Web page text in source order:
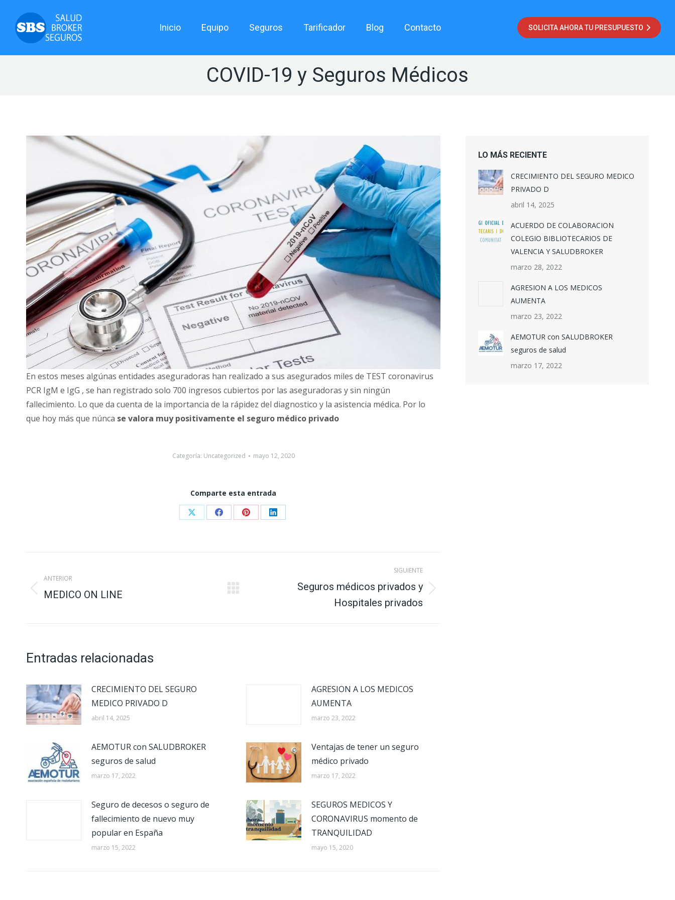
Inicio Equipo Seguros Tarificador Blog Contacto SOLICITA AHORA TU PRESUPUESTO
COVID-19 y Seguros Médicos
En estos meses algúnas entidades aseguradoras han realizado a sus asegurados miles de TEST coronavirus
PCR IgM e IgG , se han registrado solo 700 ingresos cubiertos por las aseguradoras y sin ningún
fallecimiento. Lo que da cuenta de la importancia de la rápidez del diagnostico y la asistencia médica. Por lo
que hoy más que núnca se valora muy positivamente el seguro médico privado
Categoría: Uncategorized mayo 12, 2020
Comparte esta entrada
Share Share Share Share
entre
ANTERIOR
Publicación
MEDICO ON LINE
SIGUIENTE
Seguros médicos privados y
Hospitales privados
Entradas relacionadas
CRECIMIENTO DEL SEGURO
MEDICO PRIVADO D
abril 14, 2025
AGRESION A LOS MEDICOS
AUMENTA
marzo 23, 2022
AEMOTUR con SALUDBROKER
seguros de salud
marzo 17, 2022
Ventajas de tener un seguro
médico privado
marzo 17, 2022
Seguro de decesos o seguro de
fallecimiento de nuevo muy
popular en España
marzo 15, 2022
SEGUROS MEDICOS Y
CORONAVIRUS momento de
TRANQUILIDAD
mayo 15, 2020
LO MÁS RECIENTE
CRECIMIENTO DEL SEGURO MEDICO
PRIVADO D
abril 14, 2025
ACUERDO DE COLABORACION
COLEGIO BIBLIOTECARIOS DE
VALENCIA Y SALUDBROKER
marzo 28, 2022
AGRESION A LOS MEDICOS
AUMENTA
marzo 23, 2022
AEMOTUR con SALUDBROKER
seguros de salud
marzo 17, 2022